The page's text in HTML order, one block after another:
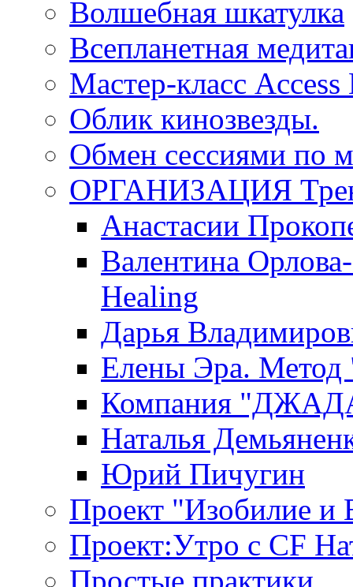
Волшебная шкатулка
Всепланетная
Мастер-класс
Облик кинозвезды.
Обмен сессиями по
ОРГАНИЗАЦИЯ
Анастасии
Валентина
Healing
Дарья
Елены Эра.
Компания
Наталья
Юрий Пичугин
Проект "Изобилие и
Проект:Утро с CF
Простые практики